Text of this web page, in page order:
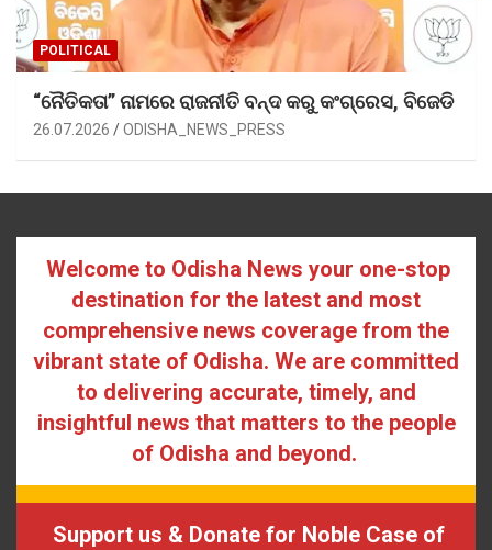
POLITICAL
“ନୈତିକତା” ନାମରେ ରାଜନୀତି ବନ୍ଦ କରୁ କଂଗ୍ରେସ, ବିଜେଡି
26.07.2026 ODISHA_NEWS_PRESS
Welcome to Odisha News your one-stop
destination for the latest and most
comprehensive news coverage from the
vibrant state of Odisha. We are committed
to delivering accurate, timely, and
insightful news that matters to the people
of Odisha and beyond.
Support us & Donate for Noble Case of